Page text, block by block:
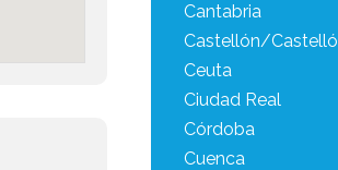
Cantabria
Castellón/Castelló
Ceuta
Ciudad Real
Córdoba
Cuenca